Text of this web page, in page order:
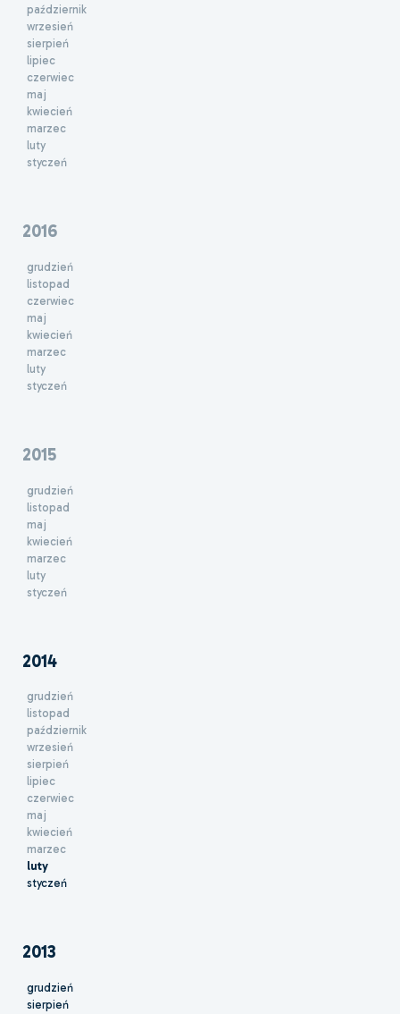
październik
wrzesień
sierpień
lipiec
czerwiec
maj
kwiecień
marzec
luty
styczeń
2016
grudzień
listopad
czerwiec
maj
kwiecień
marzec
luty
styczeń
2015
grudzień
listopad
maj
kwiecień
marzec
luty
styczeń
2014
grudzień
listopad
październik
wrzesień
sierpień
lipiec
czerwiec
maj
kwiecień
marzec
luty
styczeń
2013
grudzień
sierpień